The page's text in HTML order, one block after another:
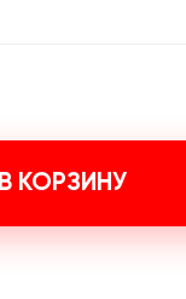
В КОРЗИНУ